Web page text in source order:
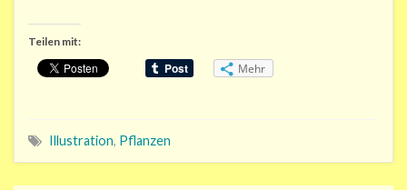
Teilen mit:
Mehr
Illustration, Pflanzen